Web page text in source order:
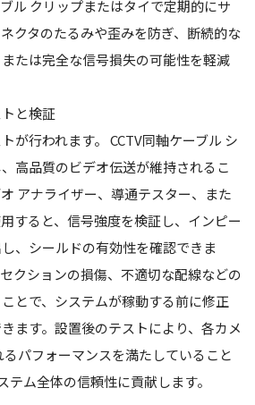
ル クリップまたはタイで定期的にサ
クタのたるみや歪みを防ぎ、断続的な
たは完全な信号損失の可能性を軽減
と検証
が行われます。 CCTV同軸ケーブル シ
高品質のビデオ伝送が維持されるこ
アナライザー、導通テスター、また
すると、信号強度を検証し、インピー
、シールドの有効性を確認できま
クションの損傷、不適切な配線などの
とで、システムが稼動する前に修正
ます。設置後のテストにより、各カメ
パフォーマンスを満たしていること
テム全体の信頼性に貢献します。